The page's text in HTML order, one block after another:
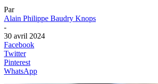
Par
Alain Philippe Baudry Knops
-
30 avril 2024
Facebook
Twitter
Pinterest
WhatsApp